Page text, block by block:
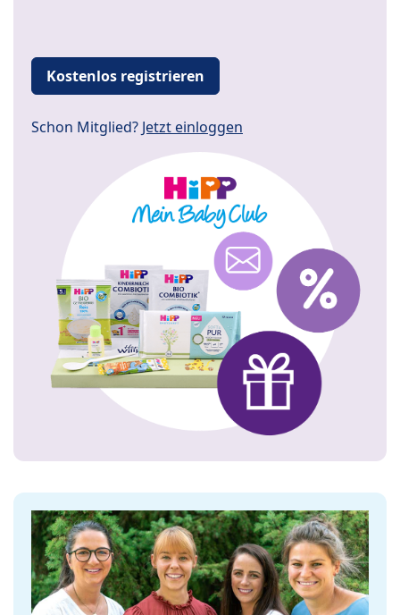
Kostenlos registrieren
Schon Mitglied? Jetzt einloggen